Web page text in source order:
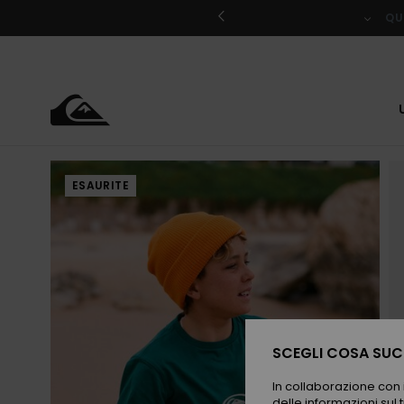
prodotto
ESAURITE
SCEGLI COSA
In collaborazione